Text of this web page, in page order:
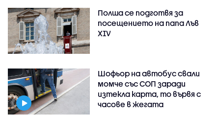
Полша се подготвя за
посещението на папа Лъв
XIV
Шофьор на автобус свали
момче със СОП заради
изтекла карта, то вървя с
часове в жегата